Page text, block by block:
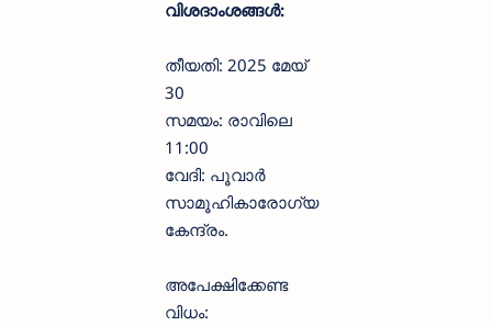
വിശദാംശങ്ങൾ:
തീയതി: 2025 മേയ്
30
സമയം: രാവിലെ
11:00
വേദി: പൂവാർ
സാമൂഹികാരോഗ്യ
കേന്ദ്രം.
അപേക്ഷിക്കേണ്ട
വിധം: